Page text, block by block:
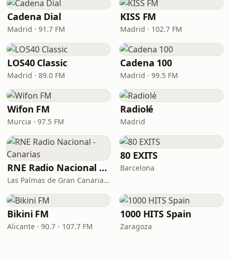
Cadena Dial
Madrid · 91.7 FM
KISS FM
Madrid · 102.7 FM
LOS40 Classic
Madrid · 89.0 FM
Cadena 100
Madrid · 99.5 FM
Wifon FM
Murcia · 97.5 FM
Radiolé
Madrid
RNE Radio Nacional - Canarias
Las Palmas de Gran Canaria · 92.8 FM
80 EXITS
Barcelona
Bikini FM
Alicante · 90.7 - 107.7 FM
1000 HITS Spain
Zaragoza